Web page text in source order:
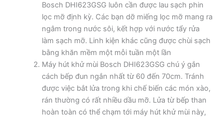
Bosch DHI623GSG luôn cần được lau sạch phin
lọc mỡ định kỳ. Các bạn dỡ miếng lọc mỡ mang ra
ngâm trong nước sôi, kết hợp với nước tẩy rửa
làm sạch mỡ. Linh kiện khác cũng được chùi sạch
bằng khăn mềm một mỗi tuần một lần
Máy hút khử mùi Bosch DHI623GSG chú ý gắn
cách bếp đun ngắn nhất từ 60 đến 70cm. Tránh
được việc bắt lửa trong khi chế biến các món xào,
rán thường có rất nhiều dầu mỡ. Lửa từ bếp than
hoàn toàn có thể chạm tới máy hút khử mùi này,